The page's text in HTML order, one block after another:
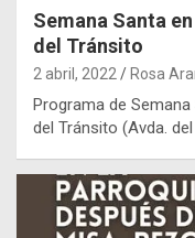
Semana Santa
del Tránsito
2 abril, 2022 Rosa
Programa de
del Tránsito (Avda.